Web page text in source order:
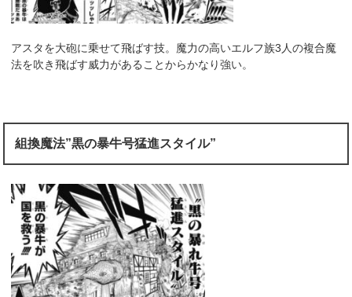
アスタを大砲に乗せて飛ばす技。魔力の高いエルフ族3人の複合魔
法を吹き飛ばす威力があることからかなり強い。
組換魔法”黒の暴牛号猛進スタイル”